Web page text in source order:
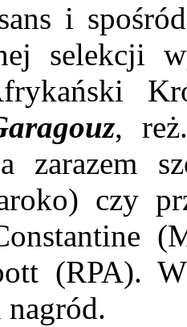
i
selekcji
,
zarazem
czy
(RPA).